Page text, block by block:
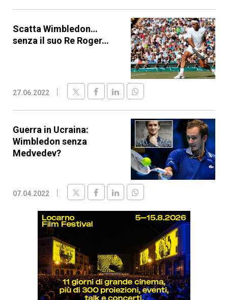
Scatta Wimbledon…
senza il suo Re Roger…
27.06.2022
Guerra in Ucraina:
Wimbledon senza
Medvedev?
07.04.2022